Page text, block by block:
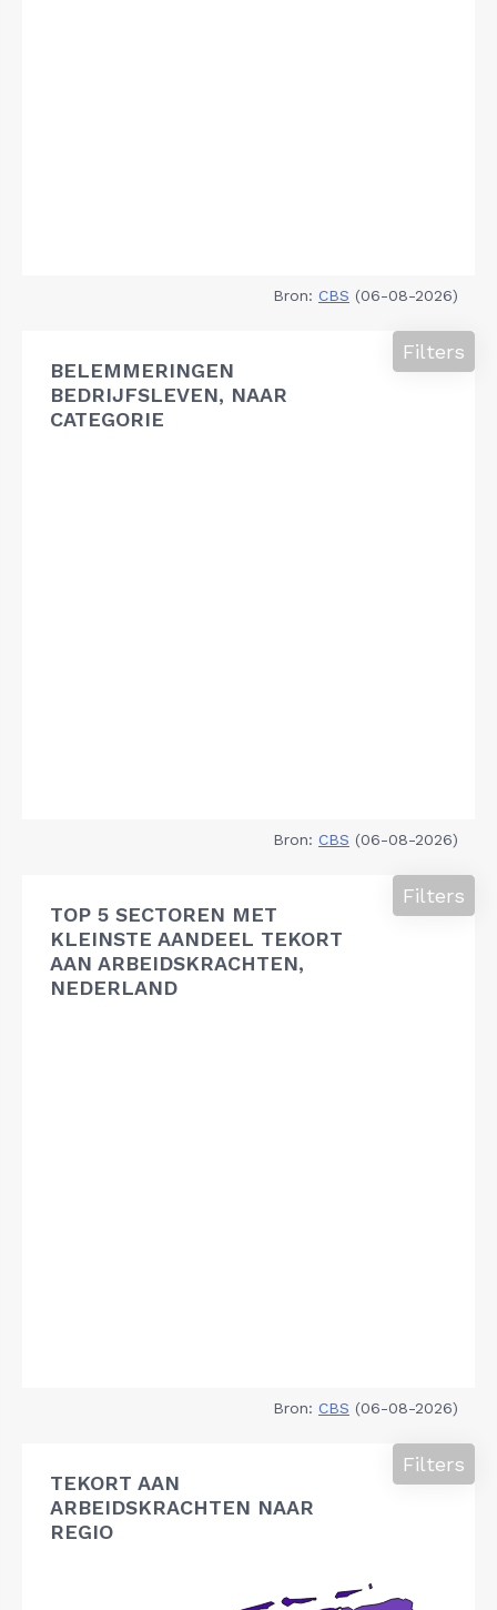
Bron: CBS (06-08-2026)
BELEMMERINGEN
BEDRIJFSLEVEN, NAAR
CATEGORIE
Filters
Bron: CBS (06-08-2026)
TOP 5 SECTOREN MET
KLEINSTE AANDEEL TEKORT
AAN ARBEIDSKRACHTEN,
NEDERLAND
Filters
Bron: CBS (06-08-2026)
TEKORT AAN
ARBEIDSKRACHTEN NAAR
REGIO
Filters